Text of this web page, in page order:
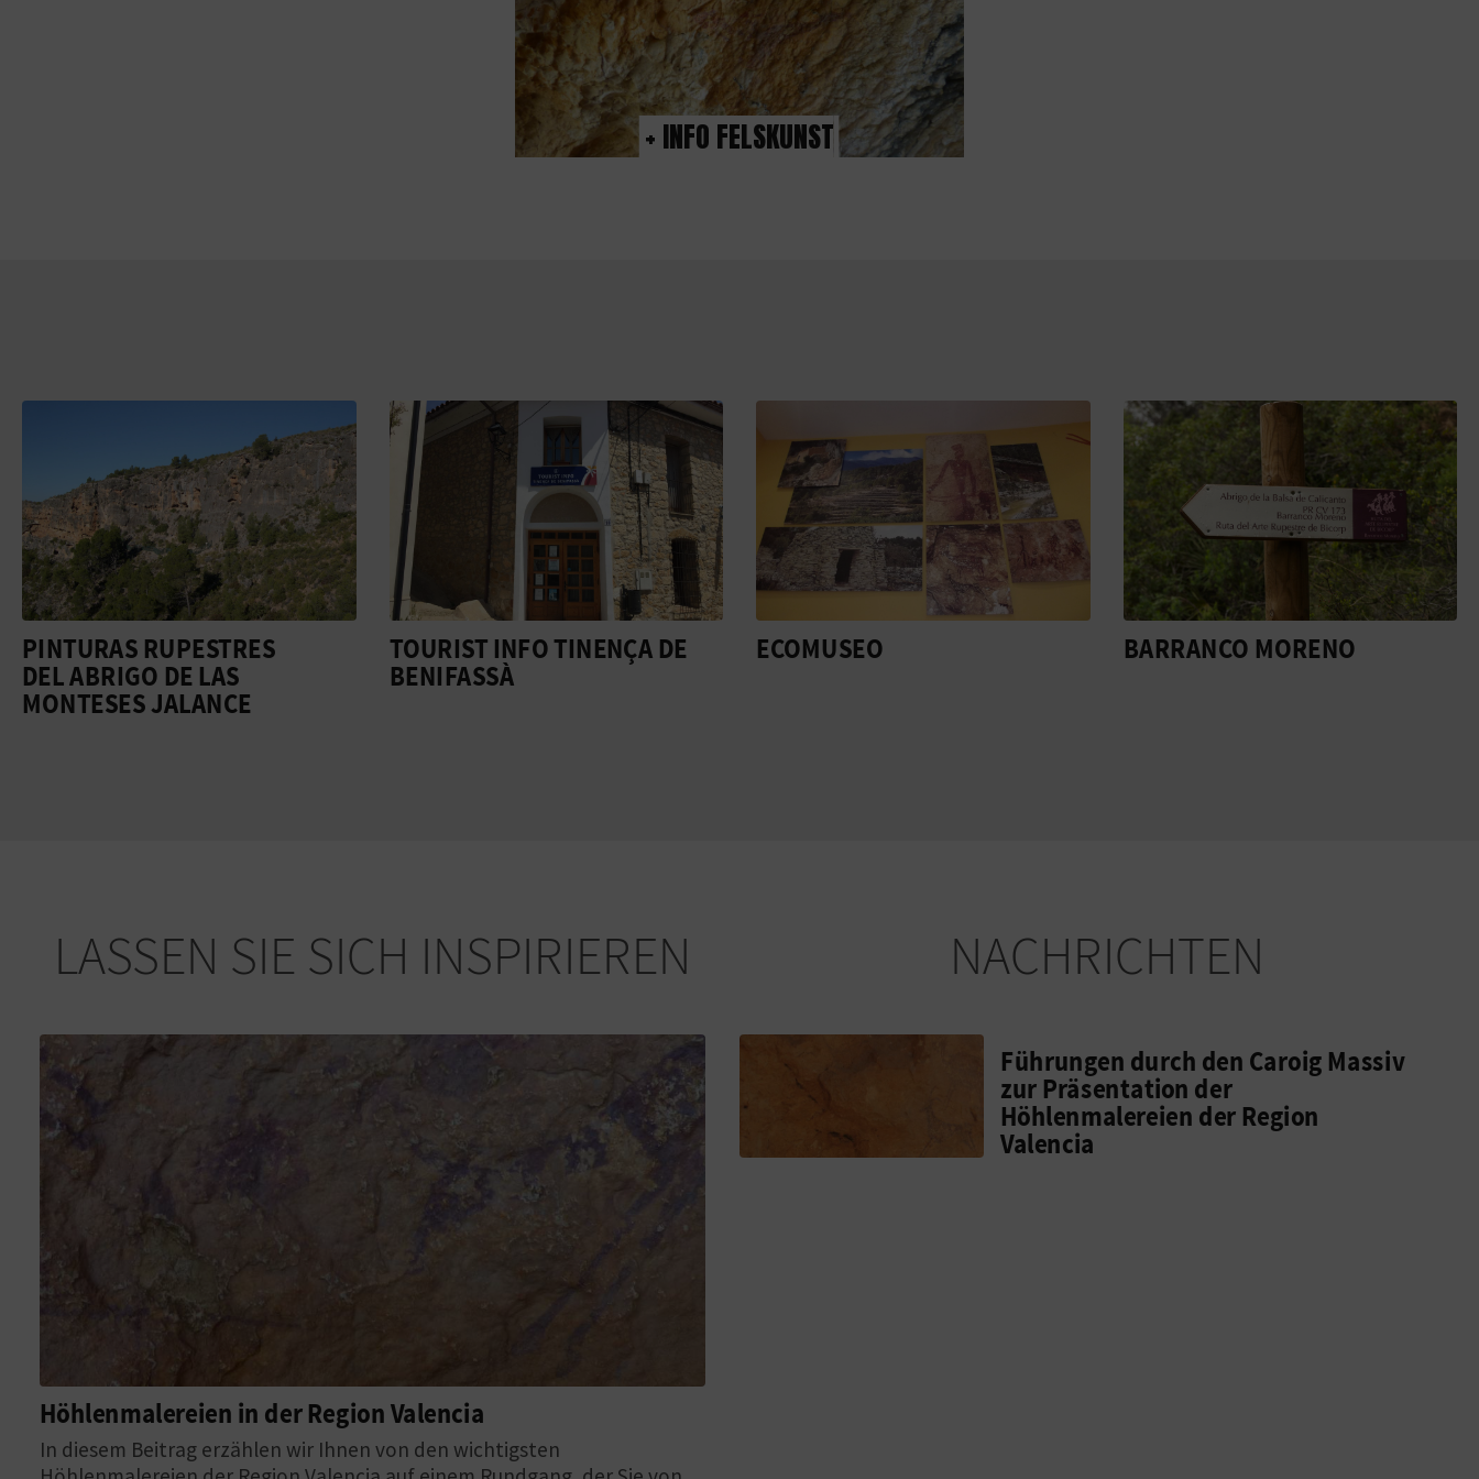
+ INFO FELSKUNST
PINTURAS RUPESTRES
DEL ABRIGO DE LAS
MONTESES JALANCE
TOURIST INFO TINENÇA DE
BENIFASSÀ
ECOMUSEO BARRANCO MORENO
LASSEN SIE SICH INSPIRIEREN
Höhlenmalereien in der Region Valencia
In diesem Beitrag erzählen wir Ihnen von den wichtigsten
NACHRICHTEN
Führungen durch den Caroig Massiv
zur Präsentation der
Höhlenmalereien der Region
Valencia